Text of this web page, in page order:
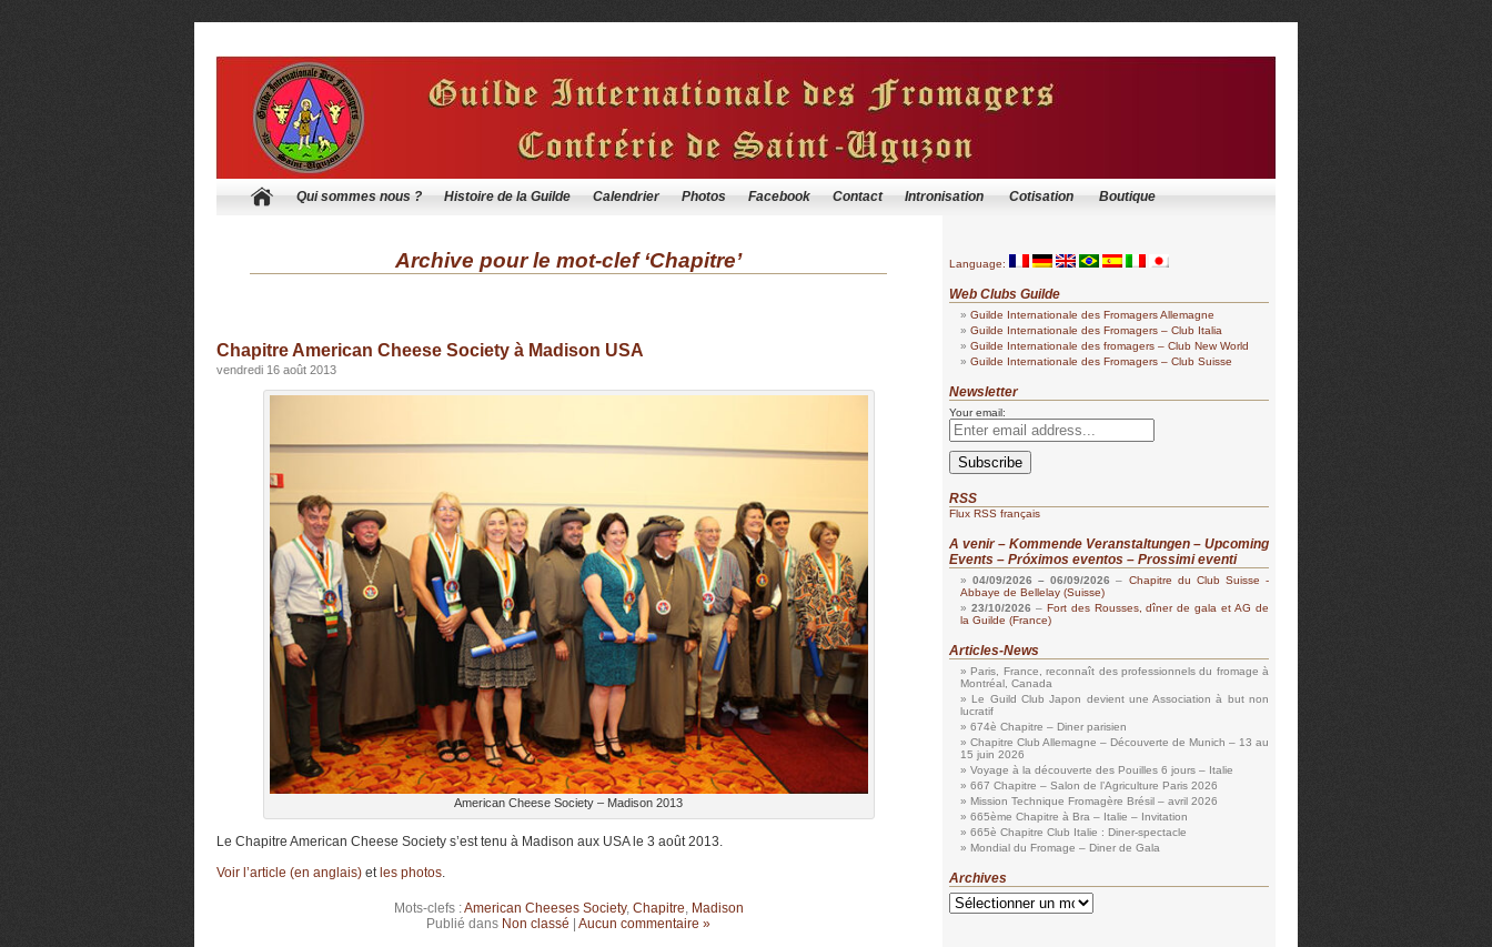
Qui sommes nous ? Histoire de la Guilde Calendrier Photos Facebook Contact Intronisation Cotisation Boutique
Archive pour le mot-clef ‘Chapitre’
Chapitre American Cheese Society à Madison USA
vendredi 16 août 2013
American Cheese Society – Madison 2013
Le Chapitre American Cheese Society s’est tenu à Madison aux USA le 3 août 2013.
Voir l’article (en anglais) et les photos.
Mots-clefs :American Cheeses Society, Chapitre, Madison
Publié dans Non classé Aucun commentaire »
Language:
Web Clubs Guilde
Guilde Internationale des Fromagers Allemagne
Guilde Internationale des Fromagers – Club Italia
Guilde Internationale des fromagers – Club New World
Guilde Internationale des Fromagers – Club Suisse
Newsletter
Your email:
RSS
Flux RSS français
A venir – Kommende Veranstaltungen – Upcoming
Events – Próximos eventos – Prossimi eventi
04/09/2026 – 06/09/2026 – Chapitre du Club Suisse -
Abbaye de Bellelay (Suisse)
23/10/2026 – Fort des Rousses, dîner de gala et AG de
la Guilde (France)
Articles-News
Paris, France, reconnaît des professionnels du fromage à
Montréal, Canada
Le Guild Club Japon devient une Association à but non
lucratif
674è Chapitre – Diner parisien
Chapitre Club Allemagne – Découverte de Munich – 13 au
15 juin 2026
Voyage à la découverte des Pouilles 6 jours – Italie
667 Chapitre – Salon de l’Agriculture Paris 2026
Mission Technique Fromagère Brésil – avril 2026
665ème Chapitre à Bra – Italie – Invitation
665è Chapitre Club Italie : Diner-spectacle
Mondial du Fromage – Diner de Gala
Archives
Archives